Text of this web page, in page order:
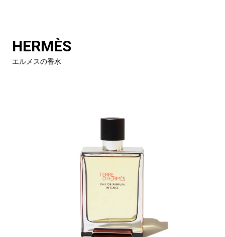
HERMÈS
エルメスの香水